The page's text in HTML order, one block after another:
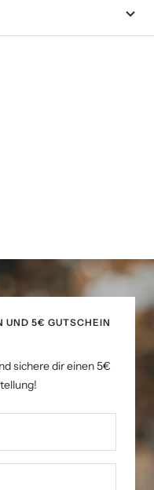
UND 5€ GUTSCHEIN
sichere dir einen 5€